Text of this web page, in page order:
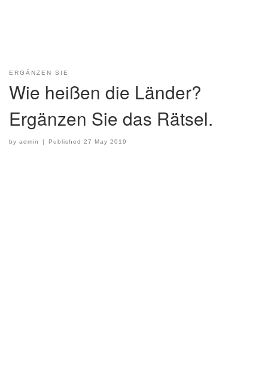
ERGÄNZEN SIE
Wie heißen die Länder?
Ergänzen Sie das Rätsel.
by admin Published27 May 2019